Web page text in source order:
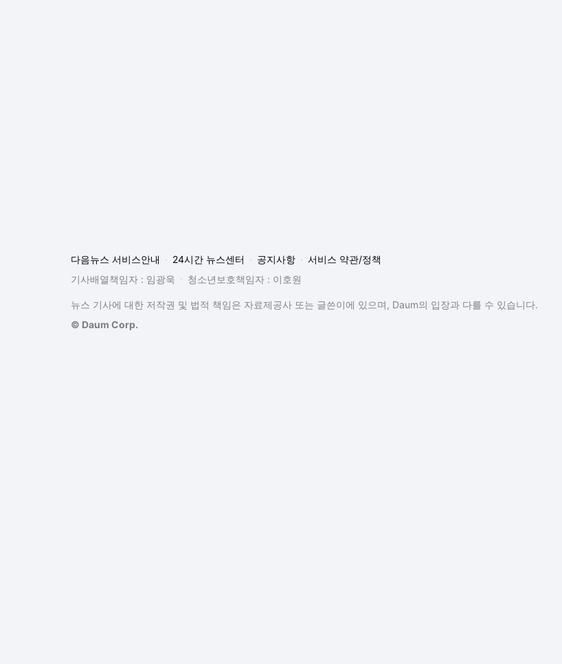
다음뉴스 서비스안내 24시간 뉴스센터 공지사항
서비스 약관/정책
기사배열책임자 : 임광욱
청소년보호책임자 : 이호원
뉴스 기사에 대한 저작권 및 법적 책임은 자료제공사 또는 글쓴이에 있으며, Daum의 입장과 다를 수 있습니다.
© Daum Corp.